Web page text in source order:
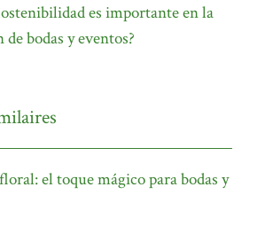
es importante en la
bodas y eventos?
el toque mágico para bodas y